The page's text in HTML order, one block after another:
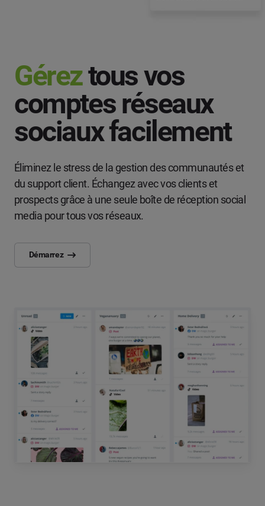
Géreztous vos
comptes réseaux
sociaux facilement
Éliminez le stress de la gestion des communautés et
du support client. Échangez avec vos clients et
prospects grâce à une seule boîte de réception social
media pour tous vos réseaux.
Démarrez